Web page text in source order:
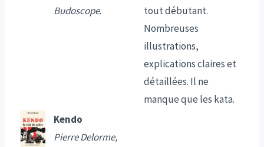
Budoscope.
tout débutant.
Nombreuses
illustrations,
explications claires et
détaillées. Il ne
manque que les kata.
Kendo
Pierre Delorme,